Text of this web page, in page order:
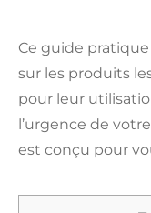
Ce guide
sur les produits
pour leur
l’urgence de
est conçu pour